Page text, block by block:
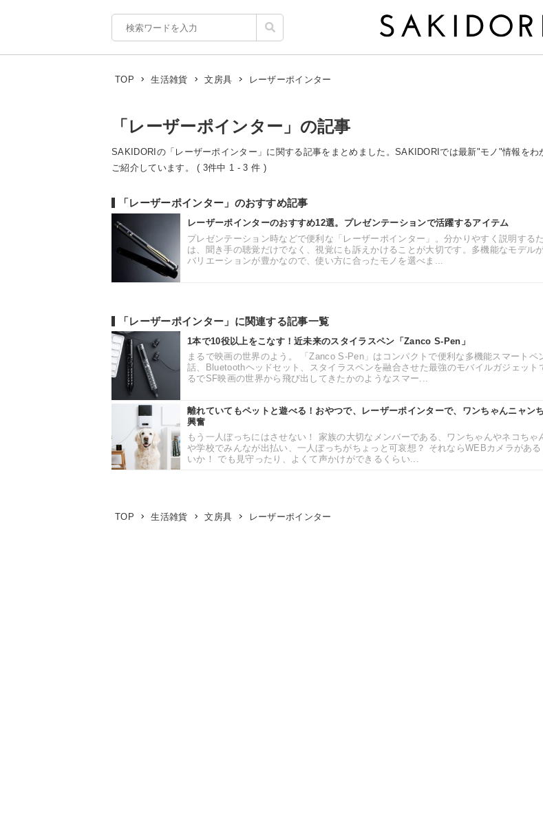
TOP 生活雑貨 文房具 レーザーポインター
「レーザーポインター」の記事
SAKIDORIの「レーザーポインター」に関する記事をまとめました。SAKIDORIでは最新"モノ"情報をわ
ご紹介しています。 ( 3件中 1 - 3 件 )
「レーザーポインター」のおすすめ記事
レーザーポインターのおすすめ12選。プレゼンテーションで活躍するアイテム
プレゼンテーション時などで便利な「レーザーポインター」。分かりやすく説明する
は、聞き手の聴覚だけでなく、視覚にも訴えかけることが大切です。多機能なモデルが
バリエーションが豊かなので、使い方に合ったモノを選べま...
「レーザーポインター」に関連する記事一覧
1本で10役以上をこなす！近未来のスタイラスペン「Zanco S-Pen」
まるで映画の世界のよう。 「Zanco S-Pen」はコンパクトで便利な多機能スマートペ
話、Bluetoothヘッドセット、スタイラスペンを融合させた最強のモバイルガジェット
るでSF映画の世界から飛び出してきたかのようなスマー...
離れていてもペットと遊べる！おやつで、レーザーポインターで、ワンちゃんニャン
興奮
もう一人ぼっちにはさせない！ 家族の大切なメンバーである、ワンちゃんやネコちゃ
や学校でみんなが出払い、一人ぼっちがちょっと可哀想？ それならWEBカメラがある
いか！ でも見守ったり、よくて声かけができるくらい...
TOP 生活雑貨 文房具 レーザーポインター